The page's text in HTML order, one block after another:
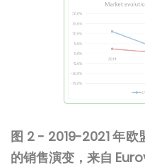
图 2 - 2019-2021 年
的销售演变，来自